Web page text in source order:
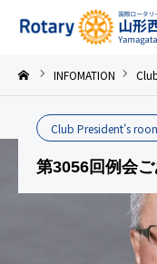
INFOMATION
Club President's
第3056回例会